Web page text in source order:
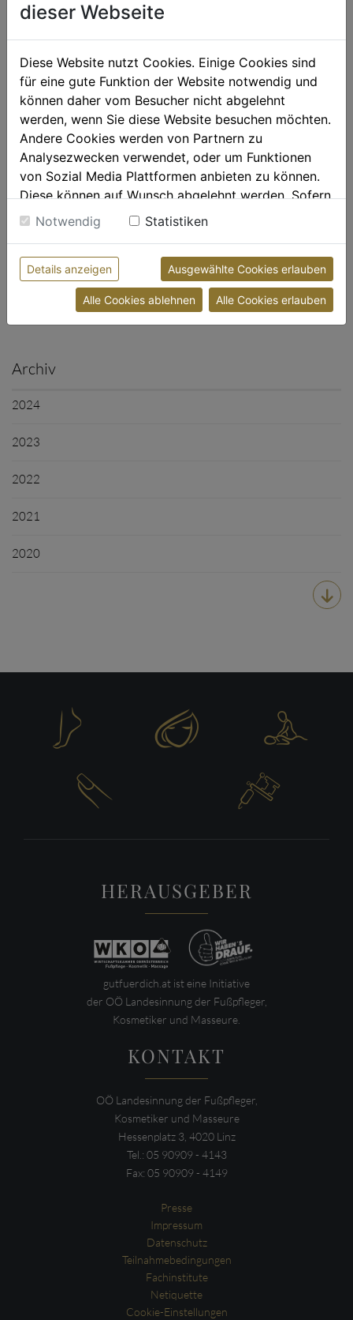
Themen
Fusspflege (23)
Kosmetik (65)
Massage/Heilmassage (49)
Tätowieren/Piercen (15)
Aus der Innung (10)
Archiv
2024
2023
2022
2021
2020

 



HERAUSGEBER
gutfuerdich.at ist eine Initiative
der OÖ Landesinnung der Fußpfleger,
Kosmetiker und Masseure.
KONTAKT
OÖ Landesinnung der Fußpfleger,
Kosmetiker und Masseure
Hessenplatz 3, 4020 Linz
Tel.: 05 90909 - 4143
Fax: 05 90909 - 4149
Presse
Impressum
Datenschutz
Teilnahmebedingungen
Fachinstitute
Netiquette
Cookie-Einstellungen
dieser Webseite
Diese Website nutzt Cookies. Einige Cookies sind
für eine gute Funktion der Website notwendig und
können daher vom Besucher nicht abgelehnt
werden, wenn Sie diese Website besuchen möchten.
Andere Cookies werden von Partnern zu
Analysezwecken verwendet, oder um Funktionen
von Sozial Media Plattformen anbieten zu können.
Diese können auf Wunsch abgelehnt werden. Sofern
sie unsere Webseite weiter nutzen, geben Sie
Einwilligung zu unseren Cookies.
Datenschutzerklärung
bzw. imImpressum
Notwendig Statistiken
Details anzeigen Ausgewählte Cookies erlauben
Alle Cookies ablehnen Alle Cookies erlauben